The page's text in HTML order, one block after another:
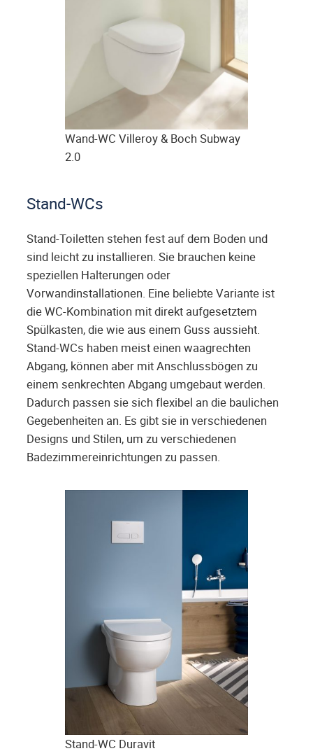
Wand-WC Villeroy & Boch Subway
2.0
Stand-WCs
Stand-Toiletten stehen fest auf dem Boden und
sind leicht zu installieren. Sie brauchen keine
speziellen Halterungen oder
Vorwandinstallationen. Eine beliebte Variante ist
die WC-Kombination mit direkt aufgesetztem
Spülkasten, die wie aus einem Guss aussieht.
Stand-WCs haben meist einen waagrechten
Abgang, können aber mit Anschlussbögen zu
einem senkrechten Abgang umgebaut werden.
Dadurch passen sie sich flexibel an die baulichen
Gegebenheiten an. Es gibt sie in verschiedenen
Designs und Stilen, um zu verschiedenen
Badezimmereinrichtungen zu passen.
Stand-WC Duravit